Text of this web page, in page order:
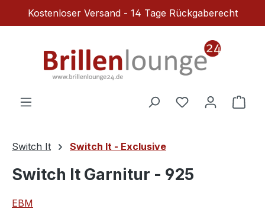
Zum Hauptinhalt springen
Kostenloser Versand - 14 Tage Rückgaberecht
Du hast 0
Switch It Switch It - Exclusive
Switch It Garnitur - 925
EBM